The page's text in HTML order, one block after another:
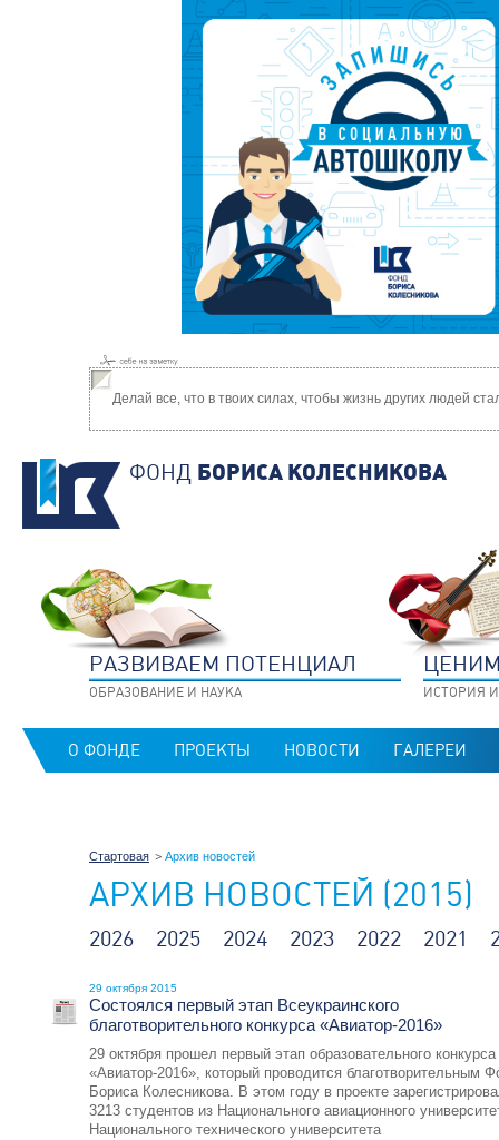
Делай все, что в твоих силах, чтобы жизнь других людей
ФОНД БОРИСА КОЛЕСНИКОВА
РАЗВИВАЕМ ПОТЕНЦИАЛ
ОБРАЗОВАНИЕ И НАУКА ИСТОРИЯ
О ФОНДЕ ПРОЕКТЫ НОВОСТИ ГАЛЕРЕИ
Стартовая Архив новостей
АРХИВ НОВОСТЕЙ (2015)
2026 2025 2024 2023 2022 2021
29 октября 2015
Состоялся первый этап Всеукраинского
благотворительного конкурса «Авиатор-2016»
29 октября прошел первый этап образовательного конкурса
«Авиатор-2016», который проводится благотворительным
Бориса Колесникова. В этом году в проекте
3213 студентов из Национального авиационного
Национального технического университета